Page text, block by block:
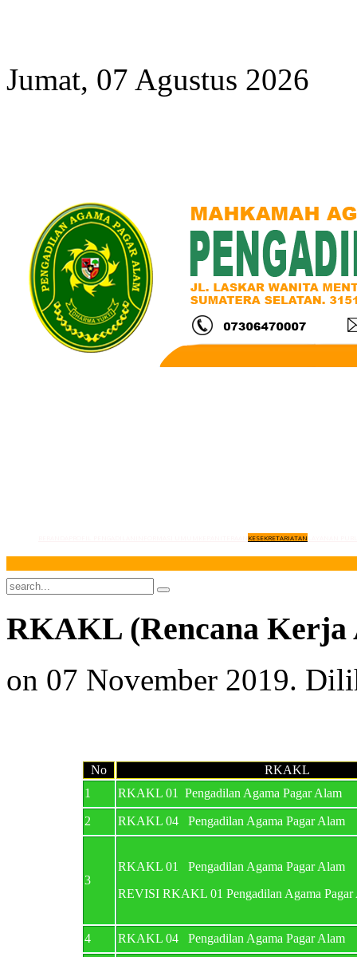
Jumat, 07 Agustus 2026
KESEKRETARIATAN
RKAKL (Rencana Kerja
on 07 November 2019.
No
RKAKL
1
RKAKL 01 Pengadilan Agama Pagar Alam
2 RKAKL 04 Pengadilan Agama Pagar Alam
3
RKAKL 01 Pengadilan Agama Pagar Alam
REVISI RKAKL 01 Pengadilan Agama Pagar
4 RKAKL 04 Pengadilan Agama Pagar Alam